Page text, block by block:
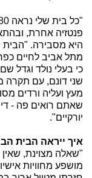
פנטזיה אחרת,
היא מסבירה. "הבית
מתל אביב לחיים
כי בעלי נולד וגדל
שני דונם, עם תקרה
מעץ ועליה ורדים
שאתם רואים פה -
יורקיים".
איך ייראה הבית
"שאלה מצוינת, שאין
מושפע מחוויות